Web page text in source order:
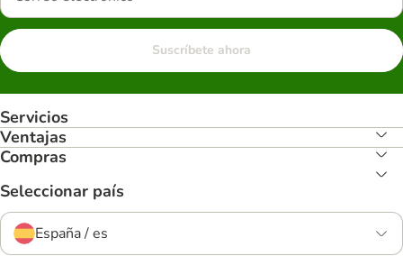
Suscríbete ahora
Servicios
Ventajas
Compras
Seleccionar país
España / es